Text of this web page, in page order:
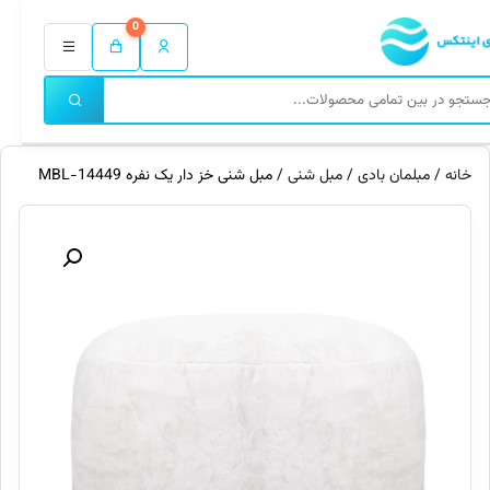
0
خانه/مبلمان بادی/مبل شنی/ مبل شنی خز دار یک نفره MBL-14449